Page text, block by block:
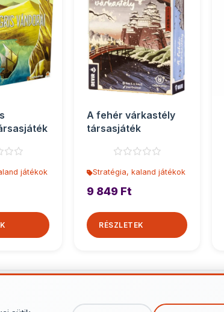
játékok
A fehér várkastély
társasjáték
Stratégia, kaland játékok
9 849 Ft
RÉSZLETEK
termékek - Stratégia, kaland játékok